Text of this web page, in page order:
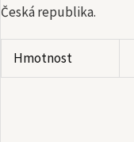
Česká republika.
Hmotnost